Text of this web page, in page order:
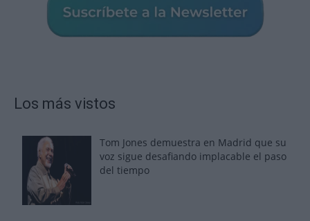
Los más vistos
Tom Jones demuestra en Madrid que su
voz sigue desafiando implacable el paso
del tiempo